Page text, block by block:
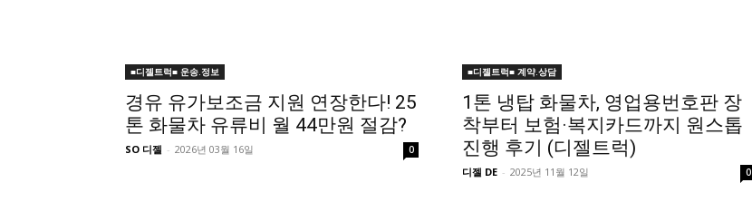
■디젤트럭■ 운송.정보
경유 유가보조금 지원 연장한다! 25
톤 화물차 유류비 월 44만원 절감?
SO 디젤 - 2026년 03월 16일 0
■디젤트럭■ 계약.상담
1톤 냉탑 화물차, 영업용번호판 장
착부터 보험·복지카드까지 원스톱
진행 후기 (디젤트럭)
디젤 DE - 2025년 11월 12일 0